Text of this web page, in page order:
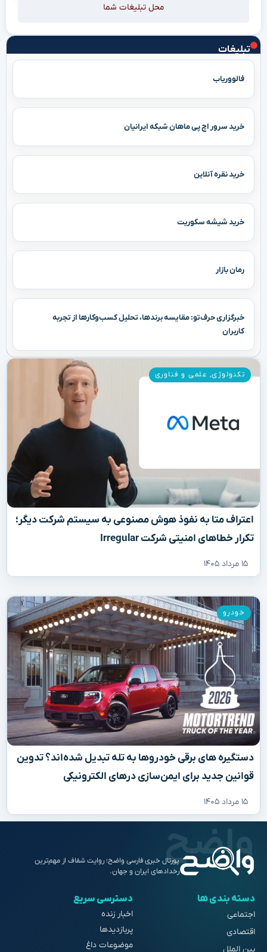
تبلیغات
فالووریاب
خرید سرور اچ پی ماهان شبکه ایرانیان
خرید نقره آنلاین
خرید شیشه سکوریت
رمان بازار
خبرگزاری حرف‌تو: مقایسه برندها، تحلیل کسب‌وکارها از تجربه
کاربران
اعتراف متا به نفوذ هوش مصنوعی به سیستم شرکت دیگر؛
تکرار خطاهای امنیتی شرکت Irregular
۱۵ مرداد ۱۴۰۵
تکنولوژی, علمی و فناوری
دستگیره‌ های برقی خودروها به تله تبدیل شده‌اند؟ تدوین
قوانین جدید برای ایمن‌سازی درهای الکترونیکی
۱۵ مرداد ۱۴۰۵
خودرو
محل تبلیغات شما
پورتال خبری فارسی واضح؛ روایت شفاف از مهم‌ترین
رخدادهای ایران و جهان.
دسته بندی ها
اجتماعی
اقتصادی
بین الملل
دسترسی سریع
اخبار زنده
پربازدیدها
موضوعات داغ